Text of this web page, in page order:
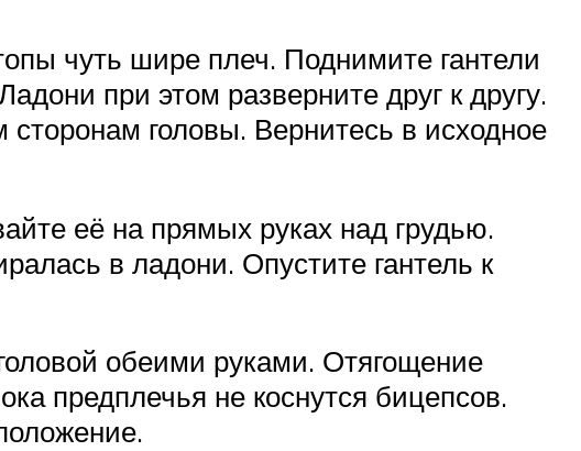
чуть шире плеч. Поднимите гантели
при этом разверните друг к другу.
головы. Вернитесь в исходное
её на прямых руках над грудью.
в ладони. Опустите гантель к
обеими руками. Отягощение
предплечья не коснутся бицепсов.